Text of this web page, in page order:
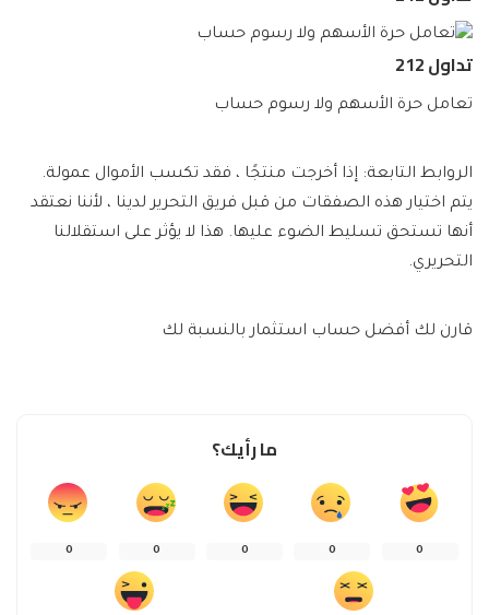
تداول 212
تعامل حرة الأسهم ولا رسوم حساب
الروابط التابعة: إذا أخرجت منتجًا ، فقد تكسب الأموال عمولة.
يتم اختيار هذه الصفقات من قبل فريق التحرير لدينا ، لأننا نعتقد
أنها تستحق تسليط الضوء عليها. هذا لا يؤثر على استقلالنا
التحريري.
قارن لك أفضل حساب استثمار بالنسبة لك
ما رأيك؟
0
0
0
0
0